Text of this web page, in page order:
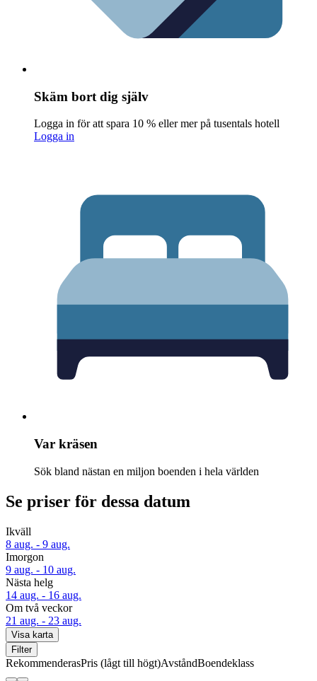
Skäm bort dig själv
Logga in för att spara 10 % eller mer på tusentals hotell
Logga in
Var kräsen
Sök bland nästan en miljon boenden i hela världen
Se priser för dessa datum
Ikväll
8 aug. - 9 aug.
Imorgon
9 aug. - 10 aug.
Nästa helg
14 aug. - 16 aug.
Om två veckor
21 aug. - 23 aug.
Visa karta
Filter
RekommenderasPris (lågt till högt)AvståndBoendeklass